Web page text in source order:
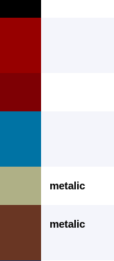
metalic
metalic